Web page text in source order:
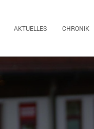
AKTUELLES CHRONIK